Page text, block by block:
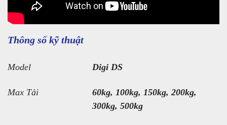
Thông số kỹ thuật
Model Digi DS
Max Tải
60kg, 100kg, 150kg, 200kg,
300kg, 500kg